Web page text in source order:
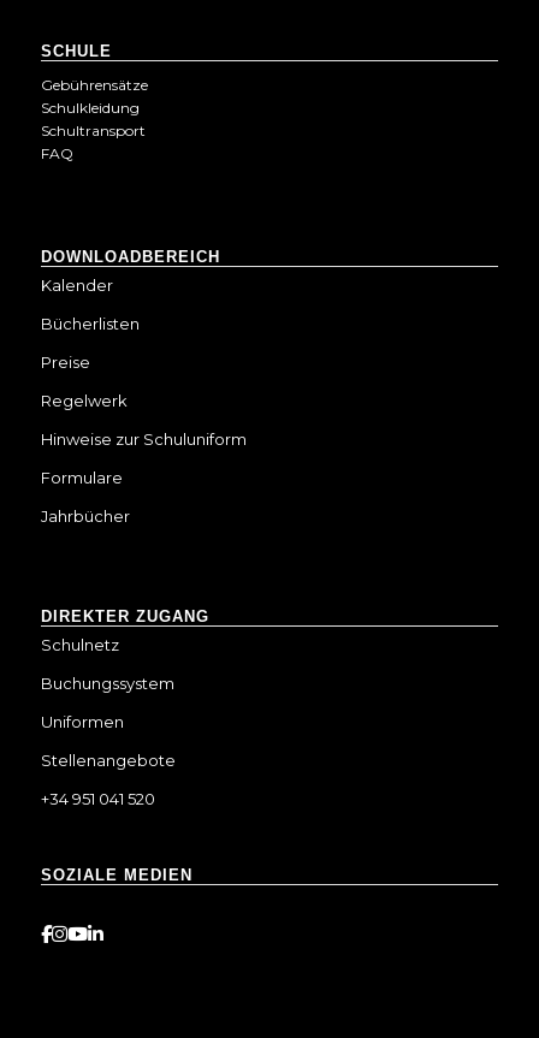
SCHULE
Gebührensätze
Schulkleidung
Schultransport
FAQ
DOWNLOADBEREICH
Kalender
Bücherlisten
Preise
Regelwerk
Hinweise zur Schuluniform
Formulare
Jahrbücher
DIREKTER ZUGANG
Schulnetz
Buchungssystem
Uniformen
Stellenangebote
+34 951 041 520
SOZIALE MEDIEN